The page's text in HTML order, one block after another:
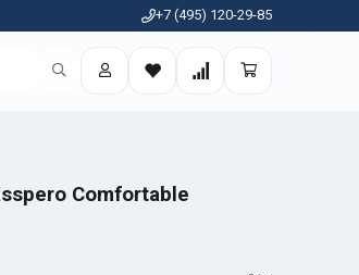
+7 (495) 120-29-85
Comfortable